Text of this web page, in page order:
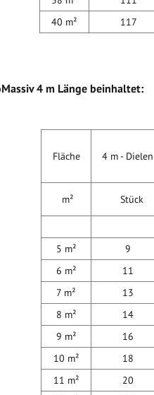
40 m²
117
4 m Länge beinhaltet:
Fläche 4 m - Dielen
m² Stück
5 m² 9
6 m²
11
7 m²
13
8 m²
14
9 m²
16
10 m²
18
11 m²
20